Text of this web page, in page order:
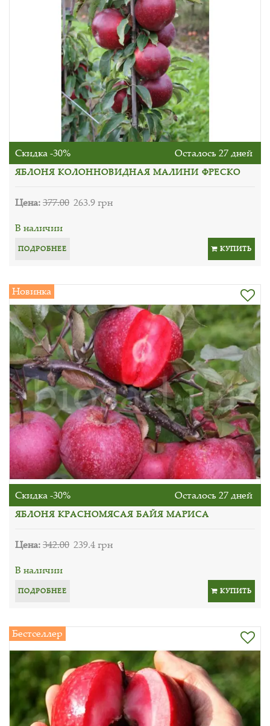
Скидка -30% Осталось 27 дней
ЯБЛОНЯ КОЛОННОВИДНАЯ МАЛИНИ ФРЕСКО
Цена:377.00 263.9 грн
В наличии
ПОДРОБНЕЕ КУПИТЬ
Новинка
Скидка -30% Осталось 27 дней
ЯБЛОНЯ КРАСНОМЯСАЯ БАЙЯ МАРИСА
Цена:342.00 239.4 грн
В наличии
ПОДРОБНЕЕ КУПИТЬ
Бестселлер